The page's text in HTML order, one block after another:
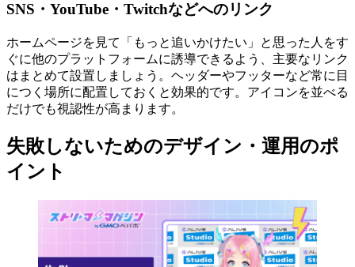
SNS・YouTube・Twitchなどへのリンク
ホームページを見て「もっと追いかけたい」と思った人をす
ぐに他のプラットフォームに誘導できるよう、主要なリンク
はまとめて設置しましょう。ヘッダーやフッターなど常に目
につく場所に配置しておくと効果的です。アイコンを並べる
だけでも視認性が高まります。
失敗しないためのデザイン・運用のポ
イント